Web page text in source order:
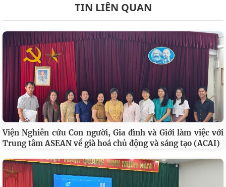
TIN LIÊN QUAN
Viện Nghiên cứu Con người, Gia đình và Giới làm việc với
Trung tâm ASEAN về già hoá chủ động và sáng tạo (ACAI)